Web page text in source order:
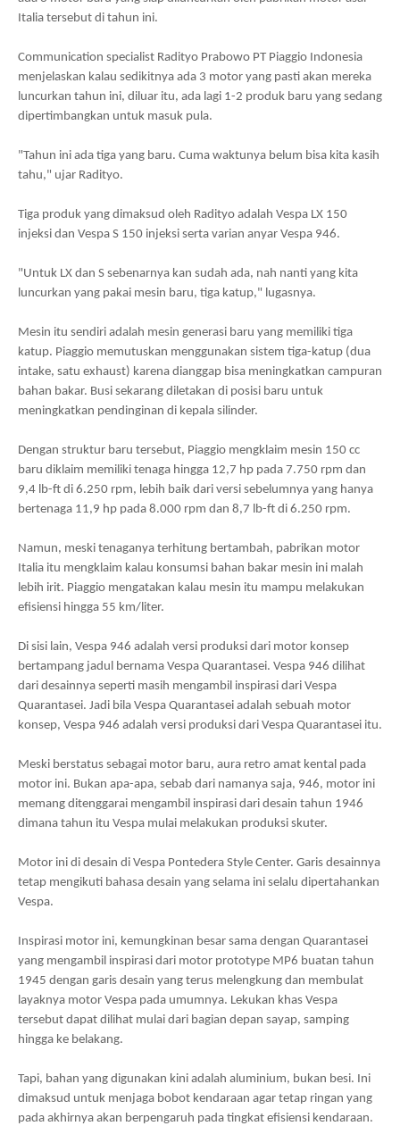
Italia tersebut di tahun ini.
Communication specialist Radityo Prabowo PT Piaggio Indonesia
menjelaskan kalau sedikitnya ada 3 motor yang pasti akan mereka
luncurkan tahun ini, diluar itu, ada lagi 1-2 produk baru yang sedang
dipertimbangkan untuk masuk pula.
"Tahun ini ada tiga yang baru. Cuma waktunya belum bisa kita kasih
tahu," ujar Radityo.
Tiga produk yang dimaksud oleh Radityo adalah Vespa LX 150
injeksi dan Vespa S 150 injeksi serta varian anyar Vespa 946.
"Untuk LX dan S sebenarnya kan sudah ada, nah nanti yang kita
luncurkan yang pakai mesin baru, tiga katup," lugasnya.
Mesin itu sendiri adalah mesin generasi baru yang memiliki tiga
katup. Piaggio memutuskan menggunakan sistem tiga-katup (dua
intake, satu exhaust) karena dianggap bisa meningkatkan campuran
bahan bakar. Busi sekarang diletakan di posisi baru untuk
meningkatkan pendinginan di kepala silinder.
Dengan struktur baru tersebut, Piaggio mengklaim mesin 150 cc
baru diklaim memiliki tenaga hingga 12,7 hp pada 7.750 rpm dan
9,4 lb-ft di 6.250 rpm, lebih baik dari versi sebelumnya yang hanya
bertenaga 11,9 hp pada 8.000 rpm dan 8,7 lb-ft di 6.250 rpm.
Namun, meski tenaganya terhitung bertambah, pabrikan motor
Italia itu mengklaim kalau konsumsi bahan bakar mesin ini malah
lebih irit. Piaggio mengatakan kalau mesin itu mampu melakukan
efisiensi hingga 55 km/liter.
Di sisi lain, Vespa 946 adalah versi produksi dari motor konsep
bertampang jadul bernama Vespa Quarantasei. Vespa 946 dilihat
dari desainnya seperti masih mengambil inspirasi dari Vespa
Quarantasei. Jadi bila Vespa Quarantasei adalah sebuah motor
konsep, Vespa 946 adalah versi produksi dari Vespa Quarantasei itu.
Meski berstatus sebagai motor baru, aura retro amat kental pada
motor ini. Bukan apa-apa, sebab dari namanya saja, 946, motor ini
memang ditenggarai mengambil inspirasi dari desain tahun 1946
dimana tahun itu Vespa mulai melakukan produksi skuter.
Motor ini di desain di Vespa Pontedera Style Center. Garis desainnya
tetap mengikuti bahasa desain yang selama ini selalu dipertahankan
Vespa.
Inspirasi motor ini, kemungkinan besar sama dengan Quarantasei
yang mengambil inspirasi dari motor prototype MP6 buatan tahun
1945 dengan garis desain yang terus melengkung dan membulat
layaknya motor Vespa pada umumnya. Lekukan khas Vespa
tersebut dapat dilihat mulai dari bagian depan sayap, samping
hingga ke belakang.
Tapi, bahan yang digunakan kini adalah aluminium, bukan besi. Ini
dimaksud untuk menjaga bobot kendaraan agar tetap ringan yang
pada akhirnya akan berpengaruh pada tingkat efisiensi kendaraan.